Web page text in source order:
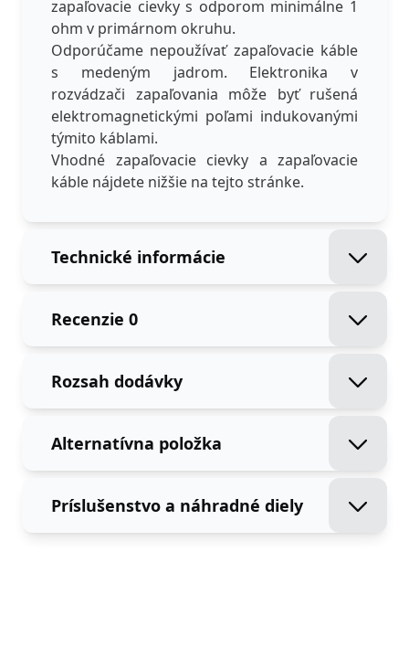
zapaľovacie cievky s odporom minimálne 1
ohm v primárnom okruhu.
Odporúčame nepoužívať zapaľovacie káble
s medeným jadrom. Elektronika v
rozvádzači zapaľovania môže byť rušená
elektromagnetickými poľami indukovanými
týmito káblami.
Vhodné zapaľovacie cievky a zapaľovacie
káble nájdete nižšie na tejto stránke.
Technické informácie
Recenzie 0
Rozsah dodávky
Alternatívna položka
Príslušenstvo a náhradné diely